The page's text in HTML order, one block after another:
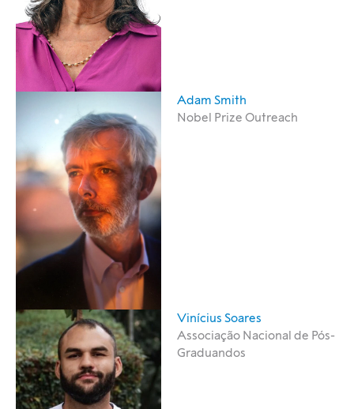
Adam Smith
Nobel Prize Outreach
Vinícius Soares
Associação Nacional de Pós-
Graduandos